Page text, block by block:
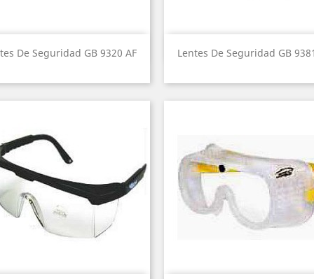
De Seguridad GB 9320 AF
Vista rápida Lentes De Seguridad GB
Vista rápida